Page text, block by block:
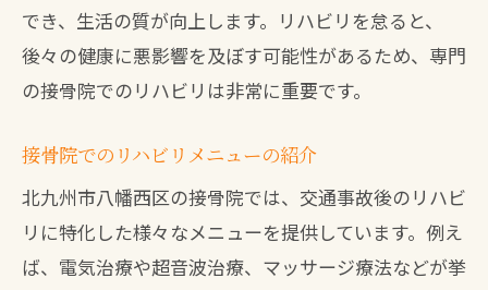
でき、生活の質が向上します。リハビリを怠ると、
後々の健康に悪影響を及ぼす可能性があるため、専門
の接骨院でのリハビリは非常に重要です。
接骨院でのリハビリメニューの紹介
北九州市八幡西区の接骨院では、交通事故後のリハビ
リに特化した様々なメニューを提供しています。例え
ば、電気治療や超音波治療、マッサージ療法などが挙